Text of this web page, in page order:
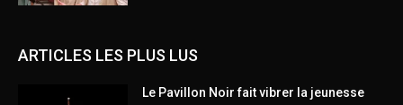
ARTICLES LES PLUS LUS
Le Pavillon Noir fait vibrer la jeunesse